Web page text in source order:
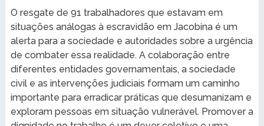
O resgate de 91 trabalhadores que estavam em
situações análogas à escravidão em Jacobina é um
alerta para a sociedade e autoridades sobre a urgência
de combater essa realidade. A colaboração entre
diferentes entidades governamentais, a sociedade
civil e as intervenções judiciais formam um caminho
importante para erradicar práticas que desumanizam e
exploram pessoas em situação vulnerável. Promover a